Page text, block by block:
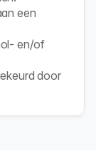
een
en/of
door